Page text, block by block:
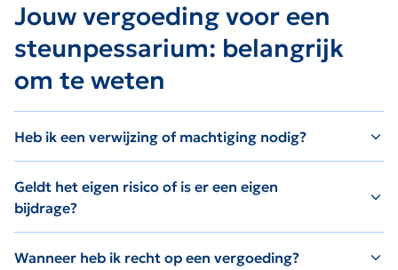
Jouw vergoeding voor een
steunpessarium: belangrijk
om te weten
Heb ik een verwijzing of machtiging nodig?
Geldt het eigen risico of is er een eigen
bijdrage?
Wanneer heb ik recht op een vergoeding?